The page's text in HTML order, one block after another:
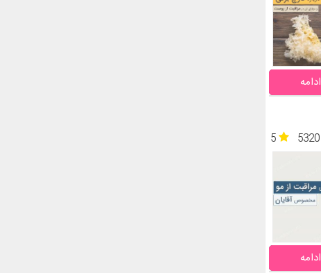
ادامه
5
5320
ادامه